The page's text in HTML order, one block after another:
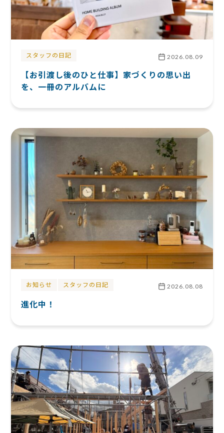
スタッフの日記 2026.08.09
【お引渡し後のひと仕事】家づくりの思い出
を、一冊のアルバムに
お知らせ スタッフの日記 2026.08.08
進化中！